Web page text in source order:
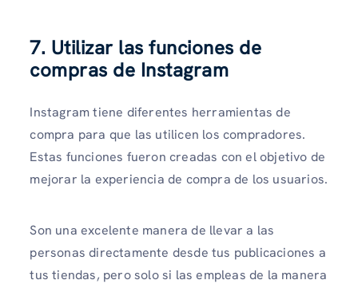
7. Utilizar las funciones de
compras de Instagram
Instagram tiene diferentes herramientas de
compra para que las utilicen los compradores.
Estas funciones fueron creadas con el objetivo de
mejorar la experiencia de compra de los usuarios.
Son una excelente manera de llevar a las
personas directamente desde tus publicaciones a
tus tiendas, pero solo si las empleas de la manera